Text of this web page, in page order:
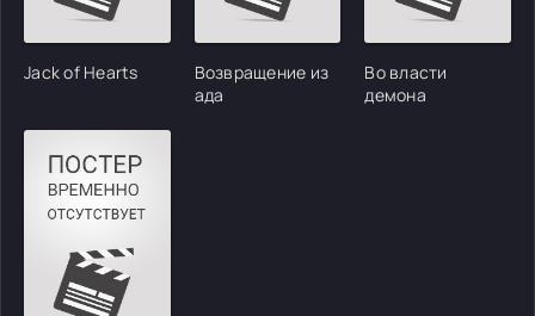
Jack of Hearts
Возвращение из
ада
Во власти
демона